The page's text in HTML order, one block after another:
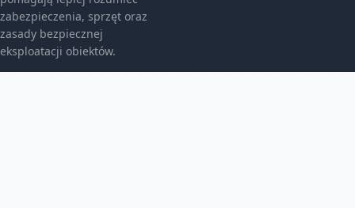
zabezpieczenia, sprzęt oraz
zasady bezpiecznej
eksploatacji obiektów.